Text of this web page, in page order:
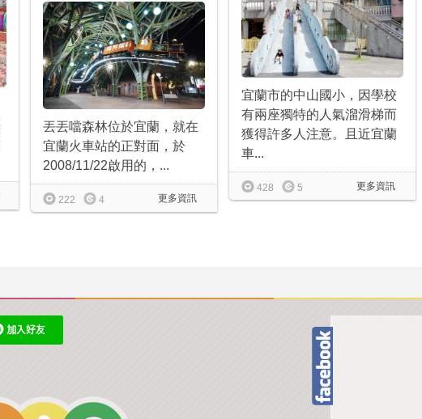
丟丟噹森林位於宜蘭，就在
宜蘭火車站的正對面，於
2008/11/22啟用的，...
更多資訊
222 4
宜蘭市的中山國小，因學校
有兩座獨特的人氣溜滑梯而
獲得許多人注意。且近宜蘭
車...
更多資訊
428 5